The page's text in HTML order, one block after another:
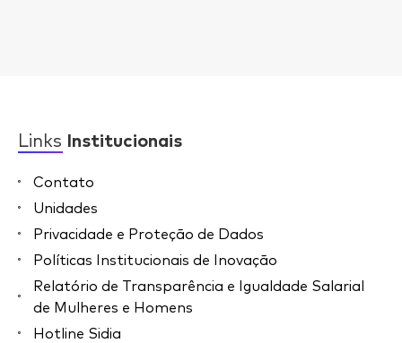
Links Institucionais
Contato
Unidades
Privacidade e Proteção de Dados
Políticas Institucionais de Inovação
Relatório de Transparência e Igualdade Salarial
de Mulheres e Homens
Hotline Sidia